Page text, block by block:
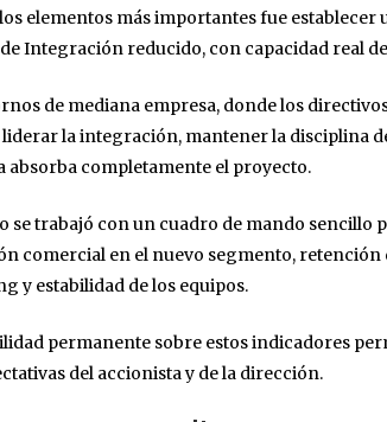
elementos más importantes fue
Integración reducido, con capacidad real
de mediana empresa, donde los
la integración, mantener la disciplina
absorba completamente el proyecto.
se trabajó con un cuadro de mando sencillo
comercial en el nuevo segmento,
y estabilidad de los equipos.
permanente sobre estos indicadores
del accionista y de la dirección.